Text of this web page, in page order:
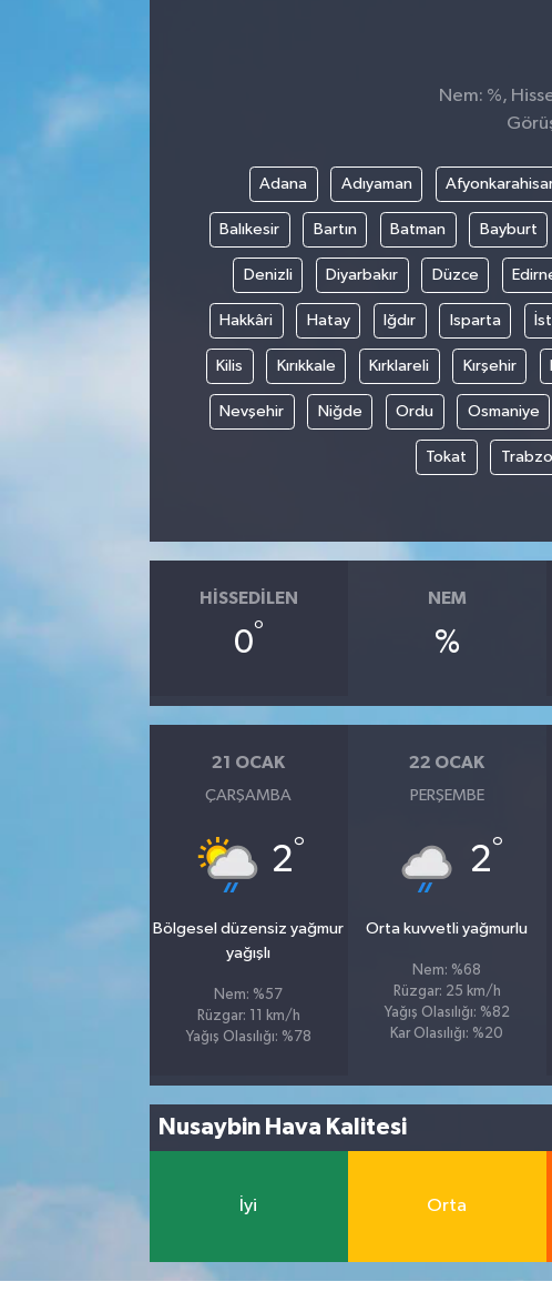
Nem: %,
Adana Adıyaman
Balıkesir Bartın Batman Bayburt
Denizli Diyarbakır Düzce
Hakkâri Hatay Iğdır Isparta
Kilis Kırıkkale Kırklareli Kırşehir
Nevşehir Niğde Ordu Osmaniye
Tokat
HISSEDILEN
0°
NEM
%
21 OCAK
ÇARŞAMBA
2°
Bölgesel düzensiz yağmur
yağışlı
Nem: %57
Rüzgar: 11 km/h
Yağış Olasılığı: %78
22 OCAK
PERŞEMBE
2°
Orta kuvvetli yağmurlu
Nem: %68
Rüzgar: 25 km/h
Yağış Olasılığı: %82
Kar Olasılığı: %20
Nusaybin Hava Kalitesi
İyi Orta
Siyaset